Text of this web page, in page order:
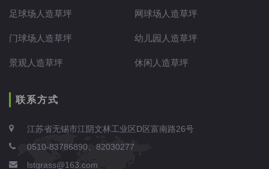
足球场人造草坪 网球场人造草坪
门球场人造草坪 幼儿园人造草坪
景观人造草坪 休闲人造草坪
联系方式
江苏省无锡市江阴文林工业区D区富南路26号
0510-83786890、82030277
lstgrass@163.com